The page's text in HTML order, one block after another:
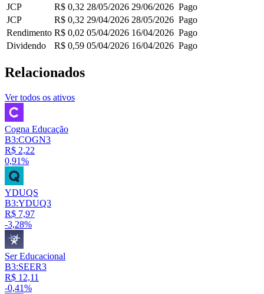
JCP
R$ 0,32 28/05/2026 29/06/2026 Pago
JCP
R$ 0,32 29/04/2026 28/05/2026 Pago
Rendimento R$ 0,02 05/04/2026 16/04/2026 Pago
Dividendo
R$ 0,59 05/04/2026 16/04/2026 Pago
Relacionados
Ver todos os ativos
Cogna Educação
B3:COGN3
R$ 2,22
0,91%
YDUQS
B3:YDUQ3
R$ 7,97
-3,28%
Ser Educacional
B3:SEER3
R$ 12,11
-0,41%